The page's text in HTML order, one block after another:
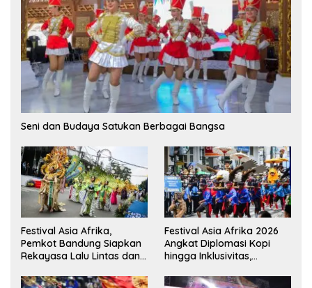
Seni dan Budaya Satukan Berbagai Bangsa
Festival Asia Afrika,
Pemkot Bandung Siapkan
Rekayasa Lalu Lintas dan
Festival Asia Afrika 2026
Angkat Diplomasi Kopi
hingga Inklusivitas,
Duta Besar